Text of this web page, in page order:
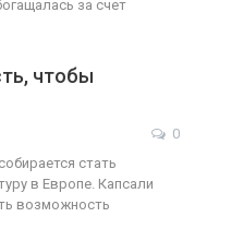
за счет
чтобы
0
стать
в Европе. Капсали
возможность